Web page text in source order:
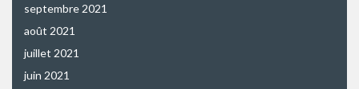
septembre 2021
août 2021
juillet 2021
juin 2021